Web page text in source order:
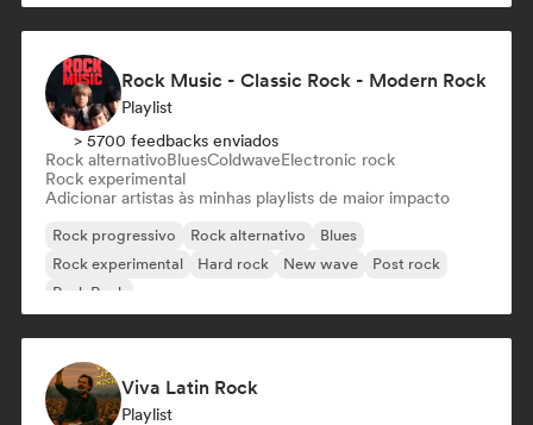
Rock Music - Classic Rock - Modern Rock
Playlist
> 5700 feedbacks enviados
Rock alternativoBluesColdwaveElectronic rock
Rock experimental
Adicionar artistas às minhas playlists de maior impacto
Rock progressivo Rock alternativo
Blues
Rock experimental
Hard rock New wave
Post rock
Punk Rock
Viva Latin Rock
Playlist